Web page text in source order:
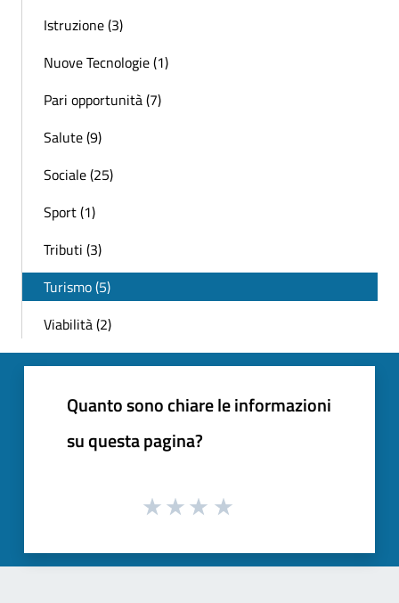
Istruzione (3)
Nuove Tecnologie (1)
Pari opportunità (7)
Salute (9)
Sociale (25)
Sport (1)
Tributi (3)
Turismo (5)
Viabilità (2)
Quanto sono chiare le informazioni
su questa pagina?